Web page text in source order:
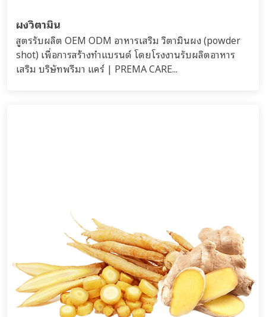
ผงวิตามิน
สูตรรับผลิต OEM ODM อาหารเสริม วิตามินผง (powder
shot) เพื่อการสร้างทำแบรนด์ โดยโรงงานรับผลิตอาหาร
เสริม บริษัทพรีมา แคร์ | PREMA CARE...